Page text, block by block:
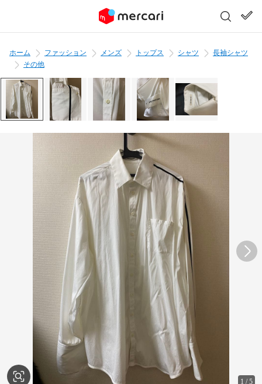
ホーム ファッション メンズ トップス シャツ
長袖シャツ
その他
1 /5